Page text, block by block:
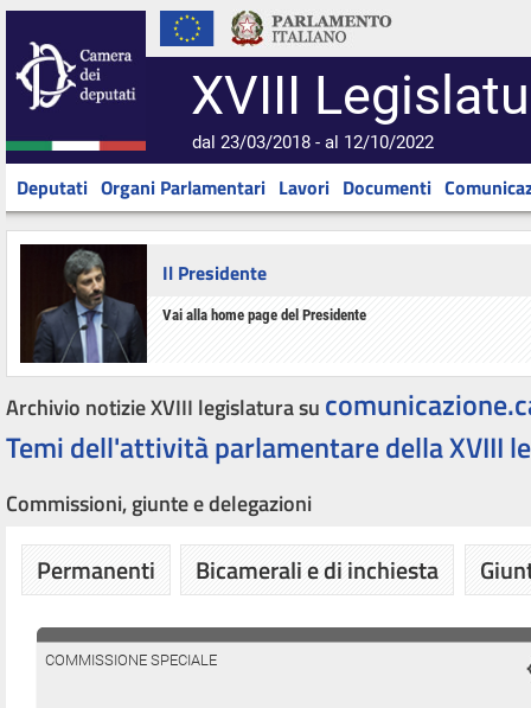
XVIII
dal 23/03/2018 - al 12/10/2022
Deputati Organi Parlamentari Lavori Documenti
Il Presidente
Vai alla home page del Presidente
Archivio notizie XVIII legislatura su
Temi dell'attività parlamentare della XVIII
Commissioni, giunte e delegazioni
Permanenti Bicamerali e di inchiesta
COMMISSIONE SPECIALE